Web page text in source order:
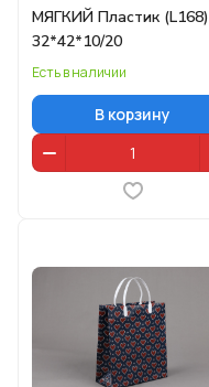
МЯГКИЙ Пластик (L168)
32*42*10/20
Есть в наличии
В корзину